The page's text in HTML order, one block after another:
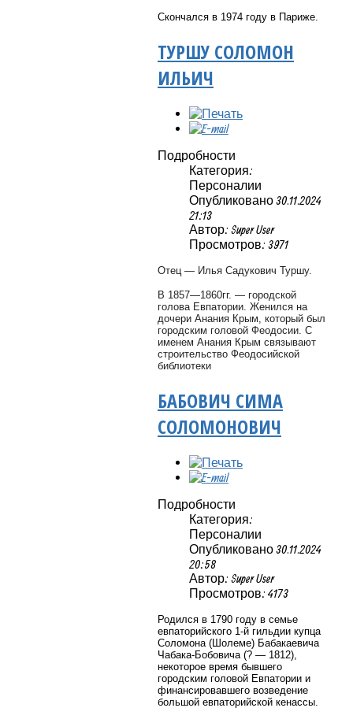
Скончался в 1974 году в Париже.
ТУРШУ СОЛОМОН
ИЛЬИЧ
Подробности
Категория:
Персоналии
Опубликовано 30.11.2024
21:13
Автор: Super User
Просмотров: 3971
Отец — Илья Садукович Туршу.
В 1857—1860гг. — городской
голова Евпатории. Женился на
дочери Анания Крым, который был
городским головой Феодосии. С
именем Анания Крым связывают
строительство Феодосийской
библиотеки
БАБОВИЧ СИМА
СОЛОМОНОВИЧ
Подробности
Категория:
Персоналии
Опубликовано 30.11.2024
20:58
Автор: Super User
Просмотров: 4173
Родился в 1790 году в семье
евпаторийского 1-й гильдии купца
Соломона (Шолеме) Бабакаевича
Чабака-Бобовича (? — 1812),
некоторое время бывшего
городским головой Евпатории и
финансировавшего возведение
большой евпаторийской кенассы.